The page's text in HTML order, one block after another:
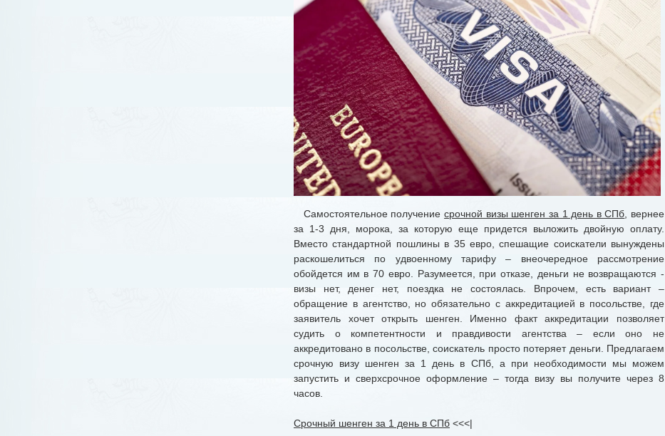
Самостоятельное получениесрочной визы шенген за 1 день в СПб , вернее
за 1-3 дня, морока, за которую еще придется выложить двойную оплату.
Вместо стандартной пошлины в 35 евро, спешащие соискатели вынуждены
раскошелиться по удвоенному тарифу – внеочередное рассмотрение
обойдется им в 70 евро. Разумеется, при отказе, деньги не возвращаются -
визы нет, денег нет, поездка не состоялась. Впрочем, есть вариант –
обращение в агентство, но обязательно с аккредитацией в посольстве, где
заявитель хочет открыть шенген. Именно факт аккредитации позволяет
судить о компетентности и правдивости агентства – если оно не
аккредитовано в посольстве, соискатель просто потеряет деньги. Предлагаем
срочную визу шенген за 1 день в СПб, а при необходимости мы можем
запустить и сверхсрочное оформление – тогда визу вы получите через 8
часов.
Срочный шенген за 1 день в СПб <<<|